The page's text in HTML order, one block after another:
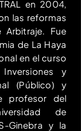
en 2004,
las reformas
Fue
de La Haya
en el curso
y
(Público) y
profesor del
de
Ginebra y la